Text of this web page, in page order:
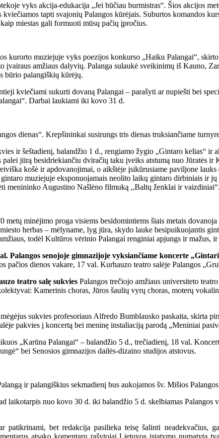
vyks akcija-edukacija „Jei būčiau burmistras“. Šios akcijos
tapti svajonių Palangos kūrėjais. Suburtos komandos
miestas gali formuoti mūsų pačių įpročius.
kurorto muziejuje vyks poezijos konkurso „Haiku Palangai“,
įvairaus amžiaus dalyvių. Palanga sulaukė sveikinimų iš
būrio palangiškių kūrėjų.
kviečiami sukurti dovaną Palangai – parašyti ar nupiešti bei
Darbai laukiami iki kovo 31 d.
dienas“. Krepšininkai susirungs tris dienas truksiančiame
ir šeštadienį, balandžio 1 d., rengiamo žygio „Gintaro kelias“
jūrą besidriekiančiu dviračių taku įveiks atstumą nuo Jūratės
košė ir apdovanojimai, o aikštėje įsikūrusiame paviljone
muziejuje eksponuojamais neolito laikų gintaro dirbiniais ir
menininko Augustino Našlėno filmuką ,,Baltų ženklai ir vaizdiniai“.
metų minėjimo proga visiems besidomintiems šiais metais
herbas – mėlyname, lyg jūra, skydo lauke besipuikuojantis
todėl Kultūros vėrinio Palangai renginiai apjungs ir mažus,
Palangos senojoje gimnazijoje vyksiančiame koncerte
pačios dienos vakare, 17 val. Kurhauzo teatro salėje Palangos
teatro salę sukvies Palangos trečiojo amžiaus universiteto
Kamerinis choras, Jūros šaulių vyrų choras, moterų
sukvies profesoriaus Alfredo Bumblausko paskaita, skirta
pakvies į koncertą bei meninę instaliaciją parodą „Meniniai
„Karūna Palangai“ – balandžio 5 d., trečiadienį, 18 val.
bei Senosios gimnazijos dailės-dizaino studijos atstovus.
ir palangiškius sekmadienį bus aukojamos šv. Mišios
laikotarpis nuo kovo 30 d. iki balandžio 5 d. skelbiamas Palangos
patikrinami, bet redakcija pasilieka teisę šalinti neadekvačius,
atsako komentarų rašytojai Lietuvos įstatymų numatyta